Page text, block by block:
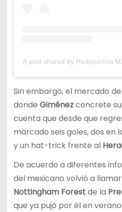
A post shared by Redeportiva
Sin embargo, el mercado
donde Giménezconcrete
cuenta que desde que
marcado seis goles, dos en
y un hat-trick frente al
De acuerdo a diferentes
del mexicano volvió a
Nottingham Forestde la
que ya pujó por él en